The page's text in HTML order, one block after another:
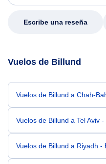
Escribe una reseña
Vuelos de Billund
Vuelos de Billund a Chah-
Vuelos de Billund a Tel Aviv -
Vuelos de Billund a Riyadh -